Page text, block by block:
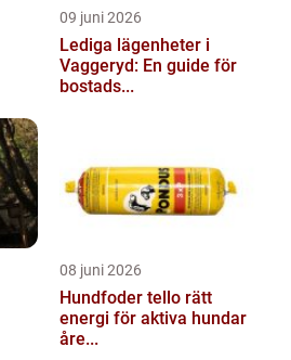
09 juni 2026
Lediga lägenheter i
Vaggeryd: En guide för
bostads...
08 juni 2026
Hundfoder tello rätt
energi för aktiva hundar
åre...